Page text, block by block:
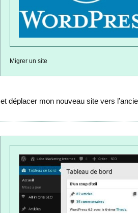
Migrer un site
et déplacer mon nouveau site vers